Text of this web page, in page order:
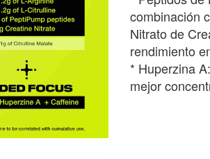
combinación
Nitrato de
rendimiento
* Huperzina
mejor